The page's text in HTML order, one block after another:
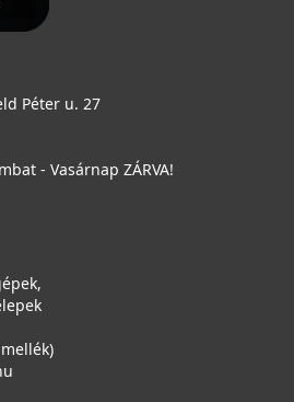
Péter u. 27
- Vasárnap ZÁRVA!